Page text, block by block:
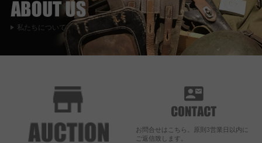
私たちについて
お問合せはこちら。原則3営業日以内に
ご返信致します。